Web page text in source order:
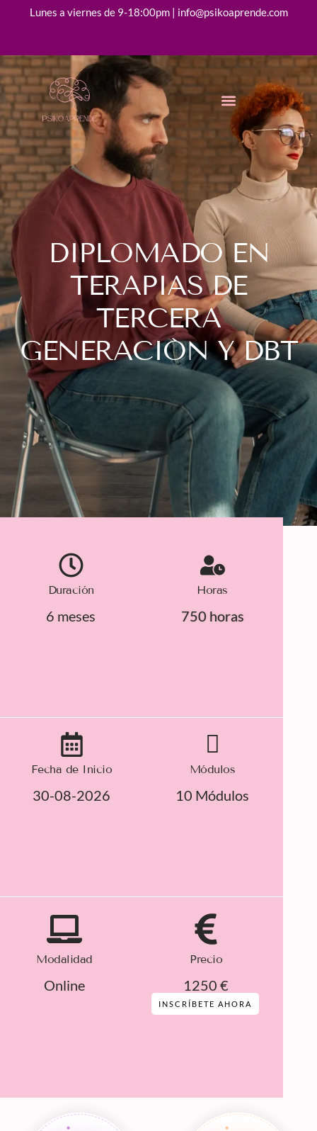
Lunes a viernes de 9-18:00pm | info@psikoaprende.com
DIPLOMADO EN
TERAPIAS DE
TERCERA
GENERACIÓN Y DBT
Duración
6 meses
Horas
750 horas
Fecha de Inicio
30-08-2026
Módulos
10 Módulos
Modalidad
Online
Precio
1250 €
INSCRÍBETE AHORA